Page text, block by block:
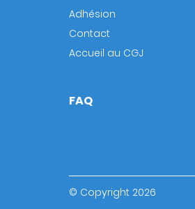
Adhésion
Contact
Accueil au CGJ
FAQ
© Copyright 2026